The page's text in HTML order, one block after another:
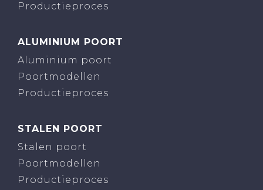
Productieproces
ALUMINIUM POORT
Aluminium poort
Poortmodellen
Productieproces
STALEN POORT
Stalen poort
Poortmodellen
Productieproces